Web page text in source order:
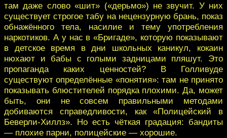
там даже слово «шит» («дерьмо») не звучит. У них
существует строгое табу на нецензурную брань, показ
обнажённого тела, насилие и тему употребления
наркотиков. А у нас в «Бригаде», которую показывают
в детское время в дни школьных каникул, кокаин
нюхают и бабы с голыми задницами пляшут. Это
пропаганда каких ценностей? В Голливуде
существуют определённые «понятия»: там не принято
показывать блюстителей порядка плохими. Да, может
быть, они не совсем правильными методами
добиваются справедливости, как «Полицейский в
Беверли-Хиллз». Но есть чёткая градация: бандиты
— плохие парни, полицейские — хорошие.